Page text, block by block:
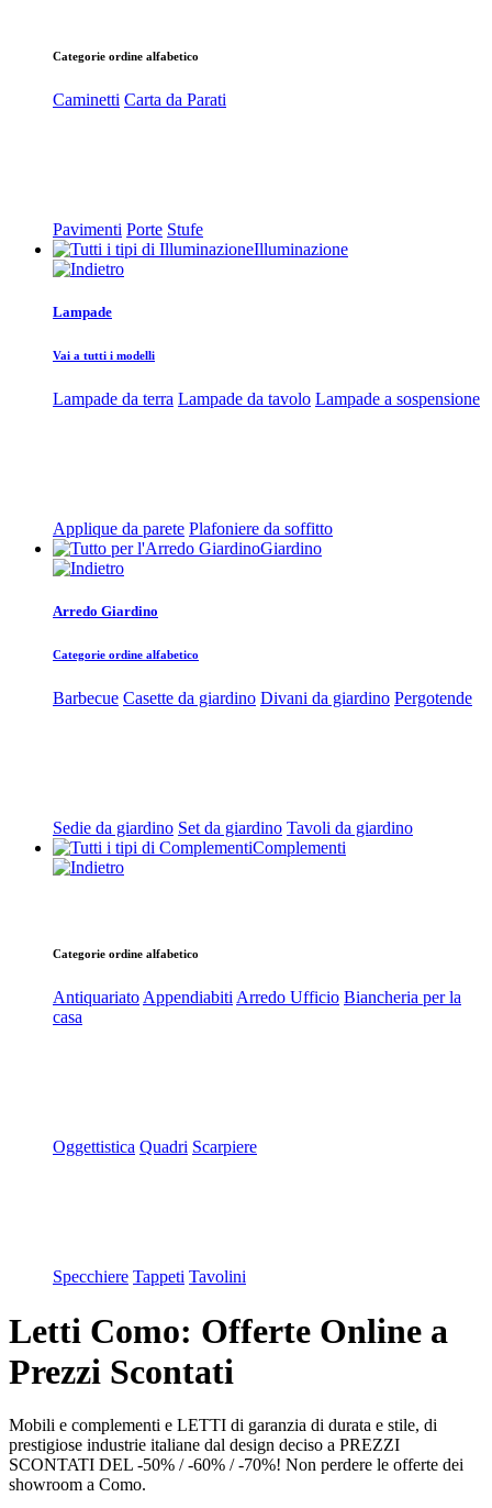
Categorie ordine alfabetico
Caminetti Carta da Parati
Pavimenti Porte Stufe
Illuminazione
Lampade
Vai a tutti i modelli
Lampade da terra Lampade da tavolo Lampade a sospensione
Applique da parete Plafoniere da soffitto
Giardino
Arredo Giardino
Categorie ordine alfabetico
Barbecue Casette da giardino Divani da giardino Pergotende
Sedie da giardino Set da giardino Tavoli da giardino
Complementi
Categorie ordine alfabetico
Antiquariato Appendiabiti Arredo Ufficio Biancheria per la
casa
Oggettistica Quadri Scarpiere
Specchiere Tappeti Tavolini
Letti Como: Offerte Online a
Prezzi Scontati
Mobili e complementi e LETTI di garanzia di durata e stile, di
prestigiose industrie italiane dal design deciso a PREZZI
SCONTATI DEL -50% / -60% / -70%! Non perdere le offerte dei
showroom a Como.